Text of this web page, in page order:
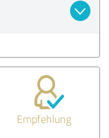
Empfehlung